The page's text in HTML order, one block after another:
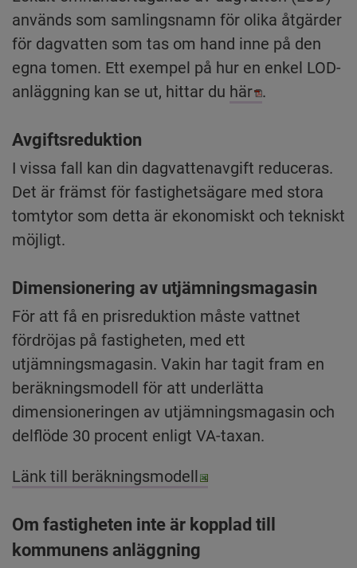
används som samlingsnamn för olika åtgärder
för dagvatten som tas om hand inne på den
egna tomen. Ett exempel på hur en enkel LOD-
anläggning kan se ut, hittar du här Pdf, 2 MB.
.
Avgiftsreduktion
I vissa fall kan din dagvattenavgift reduceras.
Det är främst för fastighetsägare med stora
tomtytor som detta är ekonomiskt och tekniskt
möjligt.
Dimensionering av utjämningsmagasin
För att få en prisreduktion måste vattnet
fördröjas på fastigheten, med ett
utjämningsmagasin. Vakin har tagit fram en
beräkningsmodell för att underlätta
dimensioneringen av utjämningsmagasin och
delflöde 30 procent enligt VA-taxan.
Länk till beräkningsmodell Excel, 92.6 kB.
Om fastigheten inte är kopplad till
kommunens anläggning